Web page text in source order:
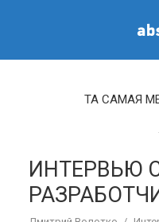
ТА САМАЯ
ИНТЕРВЬЮ